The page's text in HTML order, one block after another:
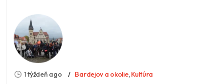
1 týždeň ago Bardejov a okolie,Kultúra